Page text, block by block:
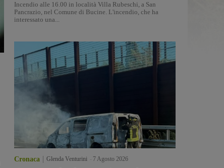
Incendio alle 16.00 in località Villa Rubeschi, a San
Pancrazio, nel Comune di Bucine. L'incendio, che ha
interessato una...
Cronaca Glenda Venturini 7 Agosto 2026